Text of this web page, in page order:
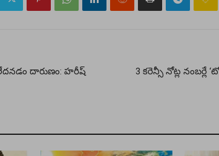
లేదనడం దారుణం: హరీష్
3 కరెన్సీ నోట్ల నంబర్లే